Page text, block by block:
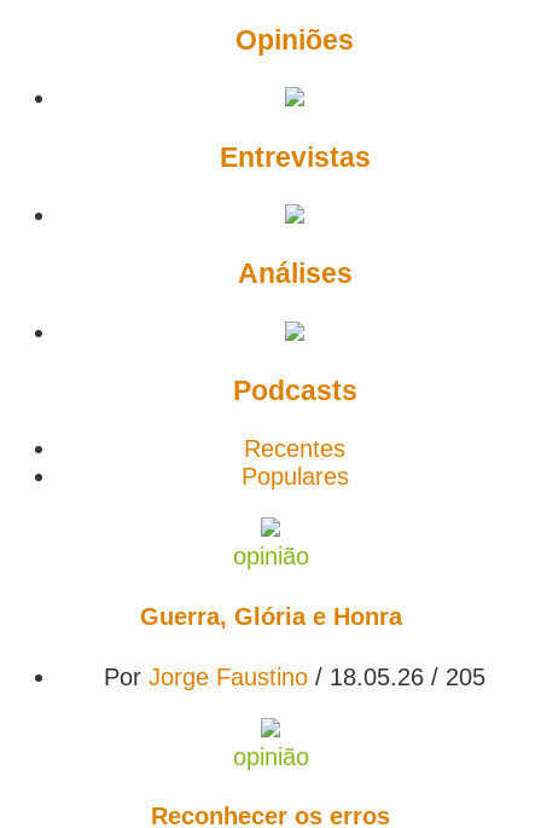
Opiniões
Entrevistas
Análises
Podcasts
Recentes
Populares
opinião
Guerra, Glória e Honra
Por Jorge Faustino / 18.05.26 / 205
opinião
Reconhecer os erros